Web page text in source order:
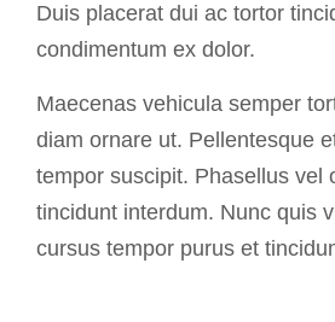
Duis placerat dui ac tortor
condimentum ex dolor.
Maecenas vehicula semper
diam ornare ut. Pellentesque
tempor suscipit. Phasellus vel
tincidunt interdum. Nunc quis
cursus tempor purus et